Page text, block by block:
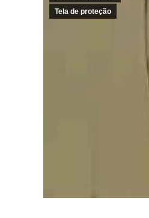
Tela de proteção